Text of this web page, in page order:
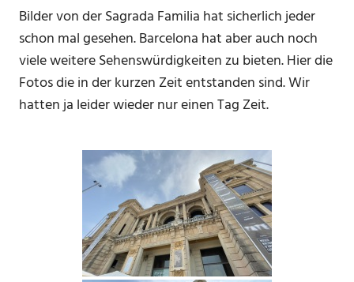
Bilder von der Sagrada Familia hat sicherlich jeder
schon mal gesehen. Barcelona hat aber auch noch
viele weitere Sehenswürdigkeiten zu bieten. Hier die
Fotos die in der kurzen Zeit entstanden sind. Wir
hatten ja leider wieder nur einen Tag Zeit.